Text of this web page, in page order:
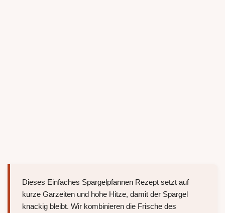
Dieses Einfaches Spargelpfannen Rezept setzt auf
kurze Garzeiten und hohe Hitze, damit der Spargel
knackig bleibt. Wir kombinieren die Frische des